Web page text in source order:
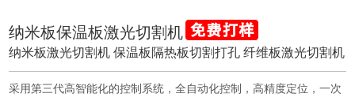
纳米板保温板激光切割机
纳米板激光切割机 保温板隔热板切割打孔 纤维板激光切割机
采用第三代高智能化的控制系统，全自动化控制，高精度定位，一次